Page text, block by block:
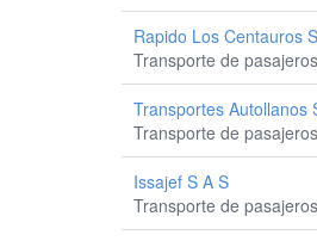
Rapido Los Centauros
Transporte de pasajeros
Transportes Autollanos
Transporte de pasajeros
Issajef S A S
Transporte de pasajeros